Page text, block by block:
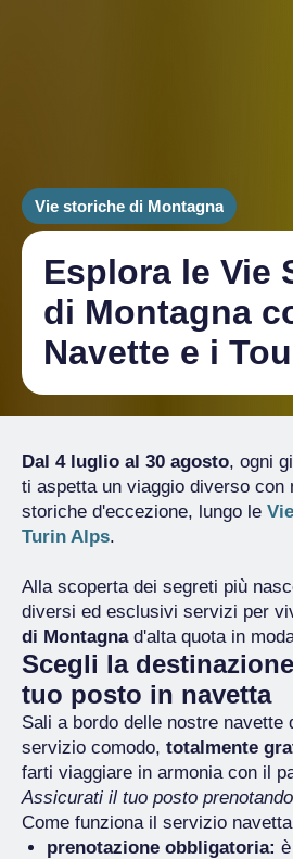
Vie storiche di Montagna
Esplora le Vie
di Montagna
Navette e i
Dal 4 luglio al 30 agosto, ogni
ti aspetta un viaggio diverso con
storiche d'eccezione, lungo le
Turin Alps.
Alla scoperta dei segreti più
diversi ed esclusivi servizi per
di Montagnad'alta quota in
Scegli la
tuo posto in navetta
Sali a bordo delle nostre navette
servizio comodo, totalmente
farti viaggiare in armonia con il
Assicurati il tuo posto
Come funziona il servizio
prenotazione obbligatoria: